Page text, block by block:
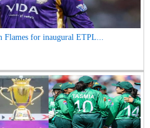
Flames for inaugural ETPL...